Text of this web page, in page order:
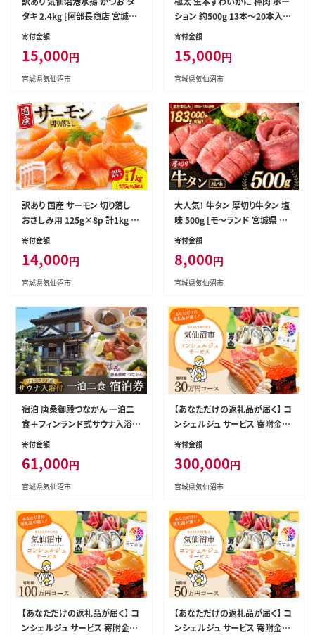
タキ 2.4kg [阿部長商店 宮城県
気仙沼市 20564730] 魚介類 魚
カツオ 鰹たたき たたき 冷凍 規
格外 不揃い 訳アリ わけあり
寄付金額
15,000円
宮城県気仙沼市
ション 約500g 13本～20本入り
殻剥き不要 ! 脚肉のみ ! [カネダ
蟹 かに カニ ずわいがに ズワイ
ガニ ずわい蟹 ズワイ蟹 カニ脚
寄付金額
15,000円
宮城県気仙沼市
訳あり 国産 サーモン 切り落し
おさしみ用 125g×8p 計1kg 個
包装 [足利本店 宮城県 気仙沼
銀鮭 生食用 刺身 お刺し身 刺し
身 国産銀鮭 冷凍 訳アリ 訳アリ
寄付金額
14,000円
宮城県気仙沼市
大人気！ 牛タン 厚切り牛タン 塩
味 500g [モ～ランド 宮城県 気
仙沼市 20564659] 肉 牛肉 精肉
焼肉 BBQ アウトドア バーベキュ
ー 厚切り タン
寄付金額
8,000円
宮城県気仙沼市
宿泊 唐桑御殿つなかん 一泊二
食＋フィンランド式サウナ入浴
付宿泊券 [盛屋水産 宮城県 気
リュ 民宿
寄付金額
61,000円
宮城県気仙沼市
【あなただけの返礼品が届く】 コ
ンシェルジュ サービス 寄附金額
30万円 オーダーメイド プラン
寄付金額
300,000円
宮城県気仙沼市
【あなただけの返礼品が届く】 コ
ンシェルジュ サービス 寄附金額
【あなただけの返礼品が届く】 コ
ンシェルジュ サービス 寄附金額